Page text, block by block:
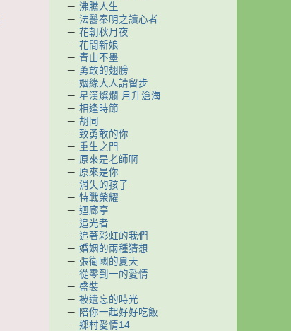
－ 沸騰人生
－ 法醫秦明之讀心者
－ 花朝秋月夜
－ 花間新娘
－ 青山不墨
－ 勇敢的翅膀
－ 姻緣大人請留步
－ 星漢燦爛 月升滄海
－ 相逢時節
－ 胡同
－ 致勇敢的你
－ 重生之門
－ 原來是老師啊
－ 原來是你
－ 消失的孩子
－ 特戰榮耀
－ 迴廊亭
－ 追光者
－ 追著彩虹的我們
－ 婚姻的兩種猜想
－ 張衛國的夏天
－ 從零到一的愛情
－ 盛裝
－ 被遺忘的時光
－ 陪你一起好好吃飯
－ 鄉村愛情14